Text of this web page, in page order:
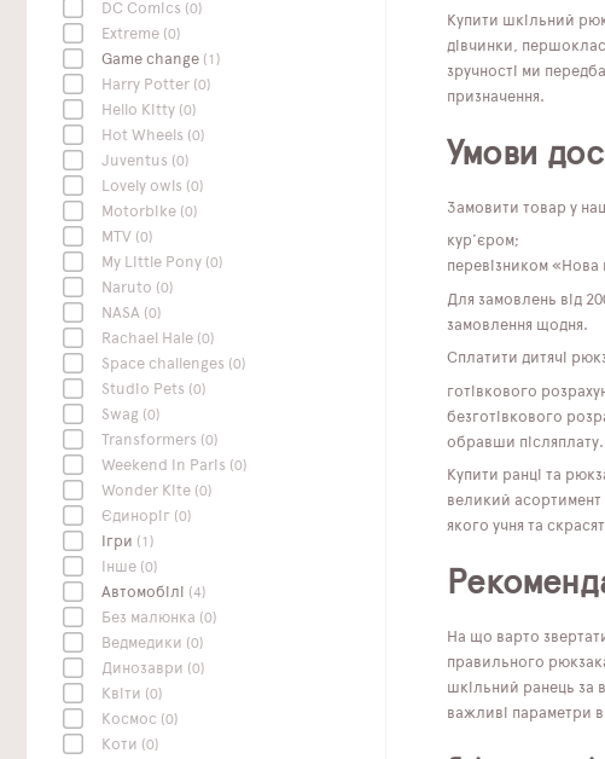
DC Сomics (0)
Extreme (0)
Game change (1)
Harry Potter (0)
Hello Kitty (0)
Hot Wheels (0)
Juventus (0)
Lovely owls (0)
Motorbike (0)
MTV (0)
My Little Pony (0)
Naruto (0)
NASA (0)
Rachael Hale (0)
Space challenges (0)
Studio Pets (0)
Swag (0)
Transformers (0)
Weekend In Paris (0)
Wonder Kite (0)
Єдиноріг (0)
Ігри (1)
Інше (0)
Автомобілі (4)
Без малюнка (0)
Ведмедики (0)
Динозаври (0)
Квіти (0)
Космос (0)
Коти (0)
Купити шкільний
дівчинки,
зручності ми
призначення.
Умови
Замовити товар у
кур'єром;
перевізником «Нова
Для замовлень від
замовлення щодня.
Сплатити дитячі
готівкового
безготівкового
обравши післяплату.
Купити ранці та
великий асортимент
якого учня та
На що варто
правильного
шкільний ранець за
важливі параметри